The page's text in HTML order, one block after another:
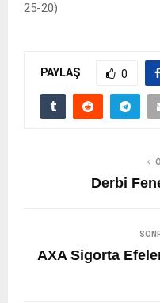
25-20)
PAYLAŞ 0
Derbi
AXA Sigorta